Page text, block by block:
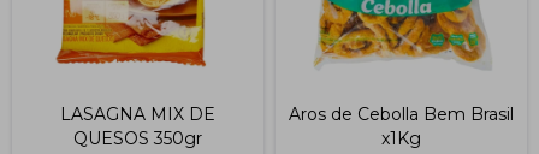
LASAGNA MIX DE
QUESOS 350gr
Aros de Cebolla Bem Brasil
x1Kg